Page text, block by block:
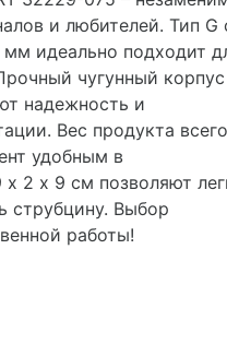
и любителей. Тип G
идеально подходит
чугунный
надежность и
Вес продукта всего
удобным в
х 2 х 9 см позволяют
струбцину. Выбор
работы!